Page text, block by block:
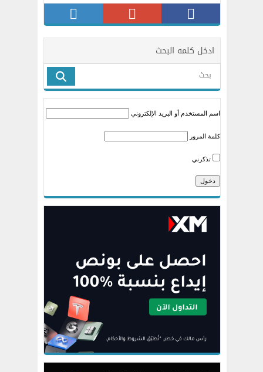
ادخل كلمه البحث
اسم المستخدم أو البريد الإلكتروني
كلمة المرور
تذكرني